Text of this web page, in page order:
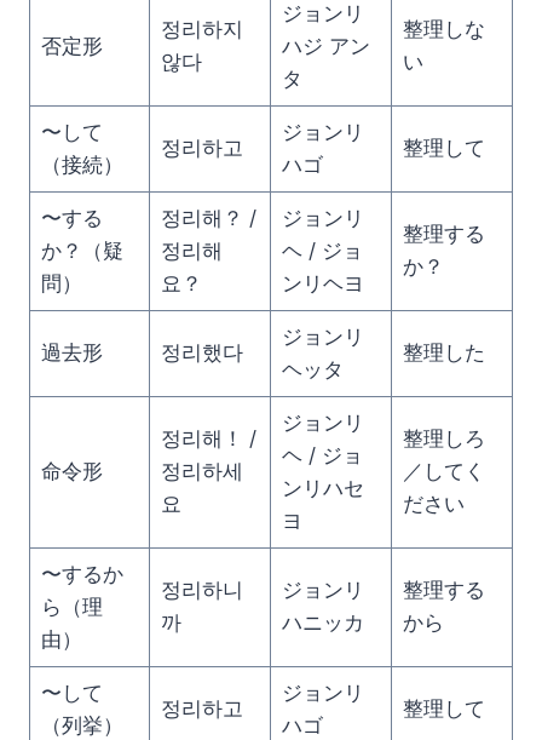
否定形
정리하지
않다
ジョンリ
ハジ アン
タ
整理しな
い
〜して
（接続）
정리하고
ジョンリ
ハゴ
整理して
〜する
か？（疑
問）
정리해？ /
정리해
요？
ジョンリ
ヘ / ジョ
ンリヘヨ
整理する
か？
過去形 정리했다
ジョンリ
ヘッタ
整理した
命令形
정리해！ /
정리하세
요
ジョンリ
ヘ / ジョ
ンリハセ
ヨ
整理しろ
／してく
ださい
〜するか
ら（理
由）
정리하니
까
ジョンリ
ハニッカ
整理する
から
〜して
（列挙）
정리하고
ジョンリ
ハゴ
整理して